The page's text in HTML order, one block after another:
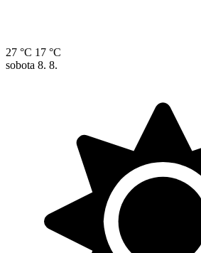
27 °C 17 °C
sobota 8. 8.